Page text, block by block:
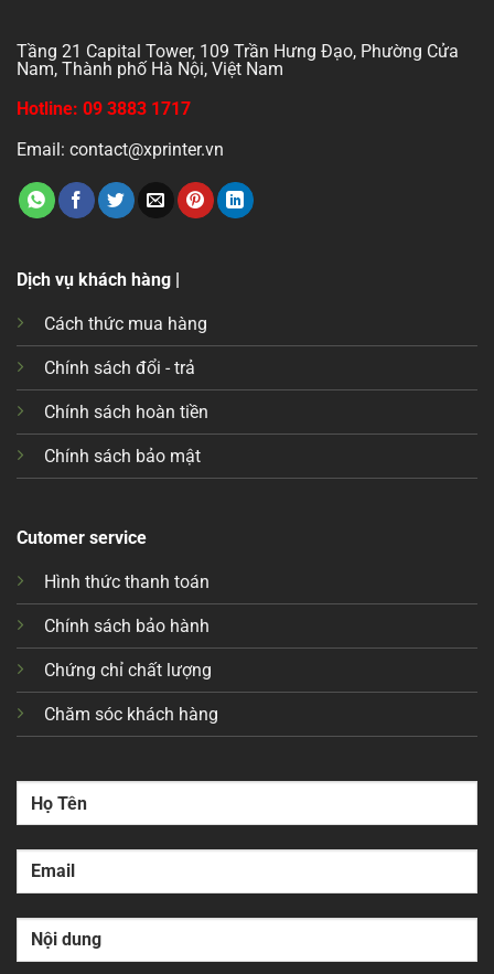
Tầng 21 Capital Tower, 109 Trần Hưng Đạo, Phường Cửa
Nam, Thành phố Hà Nội, Việt Nam
Hotline: 09 3883 1717
Email: contact@xprinter.vn
Dịch vụ khách hàng |
Cách thức mua hàng
Chính sách đổi - trả
Chính sách hoàn tiền
Chính sách bảo mật
Cutomer service
Hình thức thanh toán
Chính sách bảo hành
Chứng chỉ chất lượng
Chăm sóc khách hàng